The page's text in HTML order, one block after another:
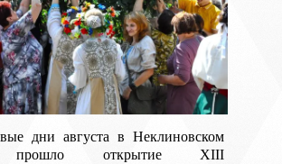
дни августа в Неклиновском
прошло открытие XIII